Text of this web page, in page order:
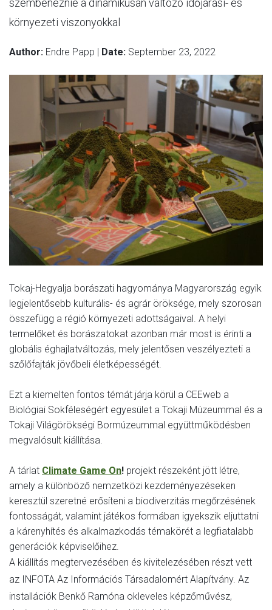
szembenéznie a dinamikusan változó időjárási- és
környezeti viszonyokkal
Author: Endre Papp | Date: September 23, 2022
Tokaj-Hegyalja borászati hagyománya Magyarország egyik
legjelentősebb kulturális- és agrár öröksége, mely szorosan
összefügg a régió környezeti adottságaival. A helyi
termelőket és borászatokat azonban már most is érinti a
globális éghajlatváltozás, mely jelentősen veszélyezteti a
szőlőfajták jövőbeli életképességét.
Ezt a kiemelten fontos témát járja körül a CEEweb a
Biológiai Sokféleségért egyesület a Tokaji Múzeummal és a
Tokaji Világörökségi Bormúzeummal együttműködésben
megvalósult kiállítása.
A tárlat Climate Game On! projekt részeként jött létre,
amely a különböző nemzetközi kezdeményezéseken
keresztül szeretné erősíteni a biodiverzitás megőrzésének
fontosságát, valamint játékos formában igyekszik eljuttatni
a kárenyhítés és alkalmazkodás témakörét a legfiatalabb
generációk képviselőihez.
A kiállítás megtervezésében és kivitelezésében részt vett
az INFOTA Az Információs Társadalomért Alapítvány. Az
installációk Benkő Ramóna okleveles képzőművész,